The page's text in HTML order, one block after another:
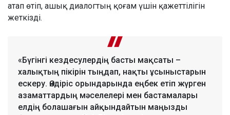
атап өтіп, ашық диалогтың қоғам үшін қажеттілігін
жеткізді.
«Бүгінгі кездесулердің басты мақсаты –
халықтың пікірін тыңдап, нақты ұсыныстарын
ескеру. Өндіріс орындарында еңбек етіп жүрген
азаматтардың мәселелері мен бастамалары
елдің болашағын айқындайтын маңызды